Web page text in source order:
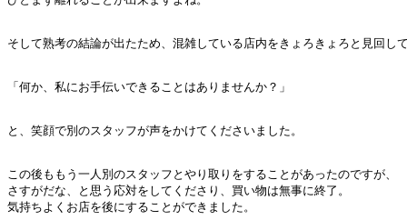
そして熟考の結論が出たため、混雑している店内をきょろきょろと見回し
「何か、私にお手伝いできることはありませんか？」
と、笑顔で別のスタッフが声をかけてくださいました。
この後ももう一人別のスタッフとやり取りをすることがあったのですが、
さすがだな、と思う応対をしてくださり、買い物は無事に終了。
気持ちよくお店を後にすることができました。